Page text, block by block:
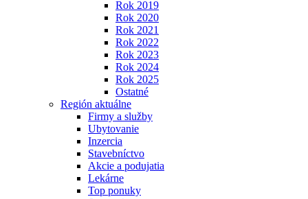
Rok 2019
Rok 2020
Rok 2021
Rok 2022
Rok 2023
Rok 2024
Rok 2025
Ostatné
Región aktuálne
Firmy a služby
Ubytovanie
Inzercia
Stavebníctvo
Akcie a podujatia
Lekárne
Top ponuky